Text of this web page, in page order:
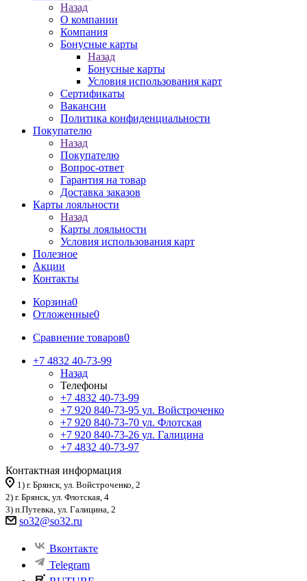
Назад
О компании
Компания
Бонусные карты
Назад
Бонусные карты
Условия использования карт
Сертификаты
Вакансии
Политика конфиденциальности
Покупателю
Назад
Покупателю
Вопрос-ответ
Гарантия на товар
Доставка заказов
Карты лояльности
Назад
Карты лояльности
Условия использования карт
Полезное
Акции
Контакты
Корзина0
Отложенные0
Сравнение товаров0
+7 4832 40-73-99
Назад
Телефоны
+7 4832 40-73-99
+7 920 840-73-95 ул. Войстроченко
+7 920 840-73-70 ул. Флотская
+7 920 840-73-26 ул. Галицина
+7 4832 40-73-97
Контактная информация
1) г. Брянск, ул. Войстроченко, 2
2) г. Брянск, ул. Флотская, 4
3) п.Путевка, ул. Галицина, 2
so32@so32.ru
Вконтакте
Telegram